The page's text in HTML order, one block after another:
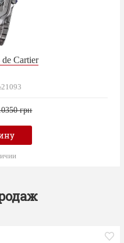
de Cartier
грн